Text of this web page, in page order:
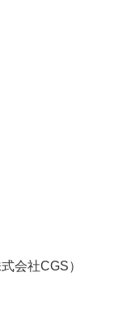
会社CGS）